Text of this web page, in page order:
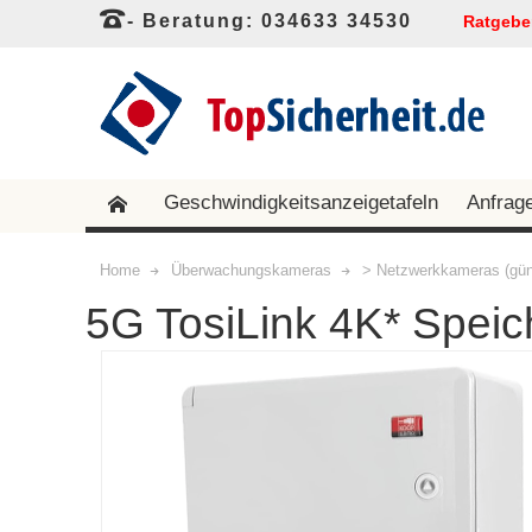
- Beratung: 034633 34530
Geschwindigkeitsanzeigetafeln
Home Überwachungskameras > Netzwerkkameras
5G TosiLink 4K*